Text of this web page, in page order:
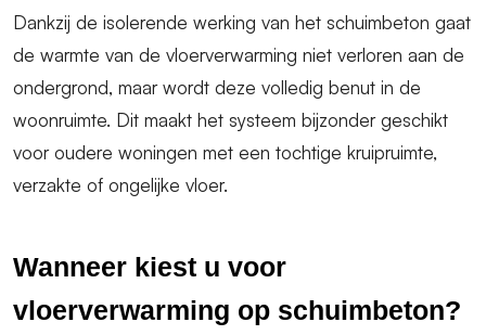
Dankzij de isolerende werking van het schuimbeton gaat
de warmte van de vloerverwarming niet verloren aan de
ondergrond, maar wordt deze volledig benut in de
woonruimte. Dit maakt het systeem bijzonder geschikt
voor oudere woningen met een tochtige kruipruimte,
verzakte of ongelijke vloer.
Wanneer kiest u voor
vloerverwarming op schuimbeton?